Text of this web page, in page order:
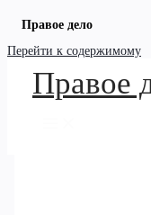
Правое дело
Перейти к содержимому
Правое